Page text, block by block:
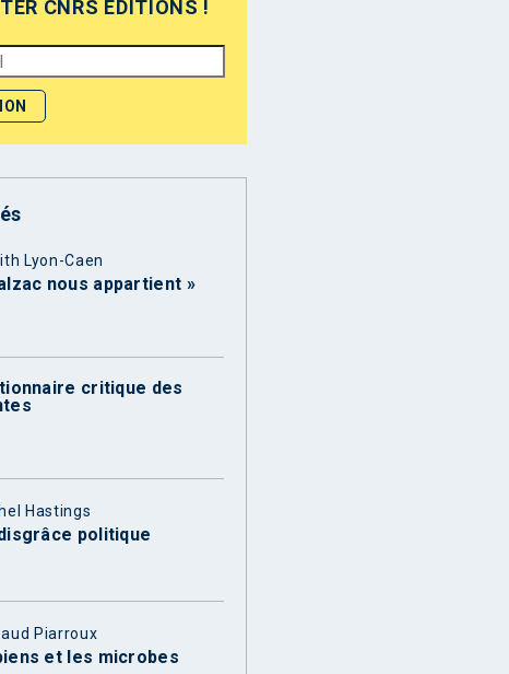
CNRS ÉDITIONS !
Lyon-Caen
nous appartient »
critique des
Hastings
politique
Piarroux
et les microbes